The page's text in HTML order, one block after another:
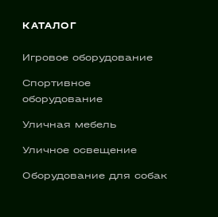
КАТАЛОГ
Игровое оборудование
Спортивное
оборудование
Уличная мебель
Уличное освещение
Оборудование для собак